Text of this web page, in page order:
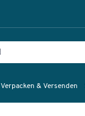
Verpacken & Versenden